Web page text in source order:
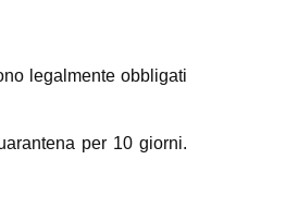
legalmente obbligati
per 10 giorni.